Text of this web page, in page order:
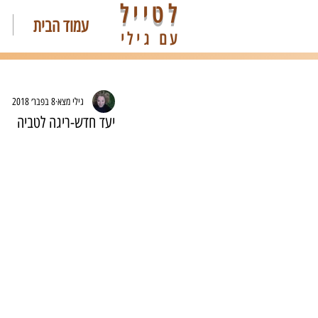
עמוד הבית לטייל
עם גילי
יעד חדש-ריגה לטביה
גילי מצא8 בפבר׳ 2018